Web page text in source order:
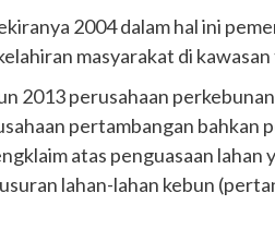
2004 dalam hal ini
masyarakat di
2013 perusahaan
pertambangan bahkan
atas penguasaan
lahan-lahan kebun